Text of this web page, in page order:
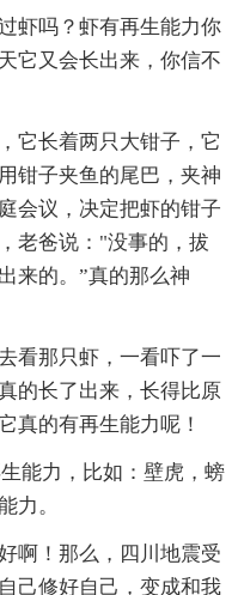
虾吗？虾有再生能力你
它又会长出来，你信不
它长着两只大钳子，它
钳子夹鱼的尾巴，夹神
会议，决定把虾的钳子
老爸说："没事的，拔
来的。”真的那么神
看那只虾，一看吓了一
的长了出来，长得比原
真的有再生能力呢！
能力，比如：壁虎，螃
力。
啊！那么，四川地震受
己修好自己，变成和我